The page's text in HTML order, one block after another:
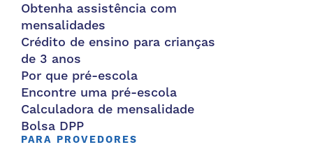
Obtenha assistência com
mensalidades
Crédito de ensino para crianças
de 3 anos
Por que pré-escola
Encontre uma pré-escola
Calculadora de mensalidade
Bolsa DPP
PARA PROVEDORES